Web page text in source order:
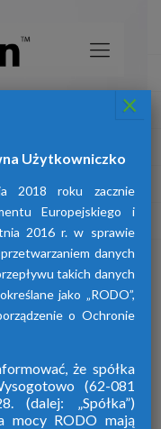
HANKISON
Użytkowniczko
2018 roku zacznie
Europejskiego i
2016 r. w sprawie
danych
takich danych
jako „RODO”,
o Ochronie
że spółka
(62-081
(dalej: „Spółka”)
mocy RODO mają
×